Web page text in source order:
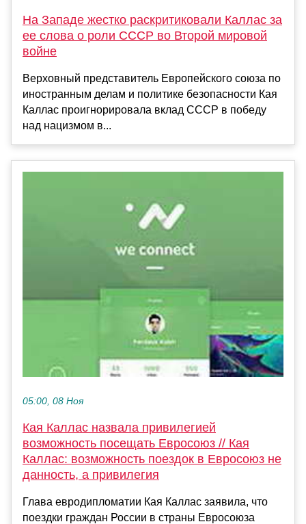
На Западе жестко раскритиковали Каллас за
ее слова о роли СССР во Второй мировой
войне
Верховный представитель Европейского союза по
иностранным делам и политике безопасности Кая
Каллас проигнорировала вклад СССР в победу
над нацизмом в...
05:00, 08 Ноя
Кая Каллас назвала привилегией
возможность посещать Евросоюз // Кая
Каллас: возможность поездок в Евросоюз не
данность, а привилегия
Глава евродипломатии Кая Каллас заявила, что
поездки граждан России в страны Евросоюза